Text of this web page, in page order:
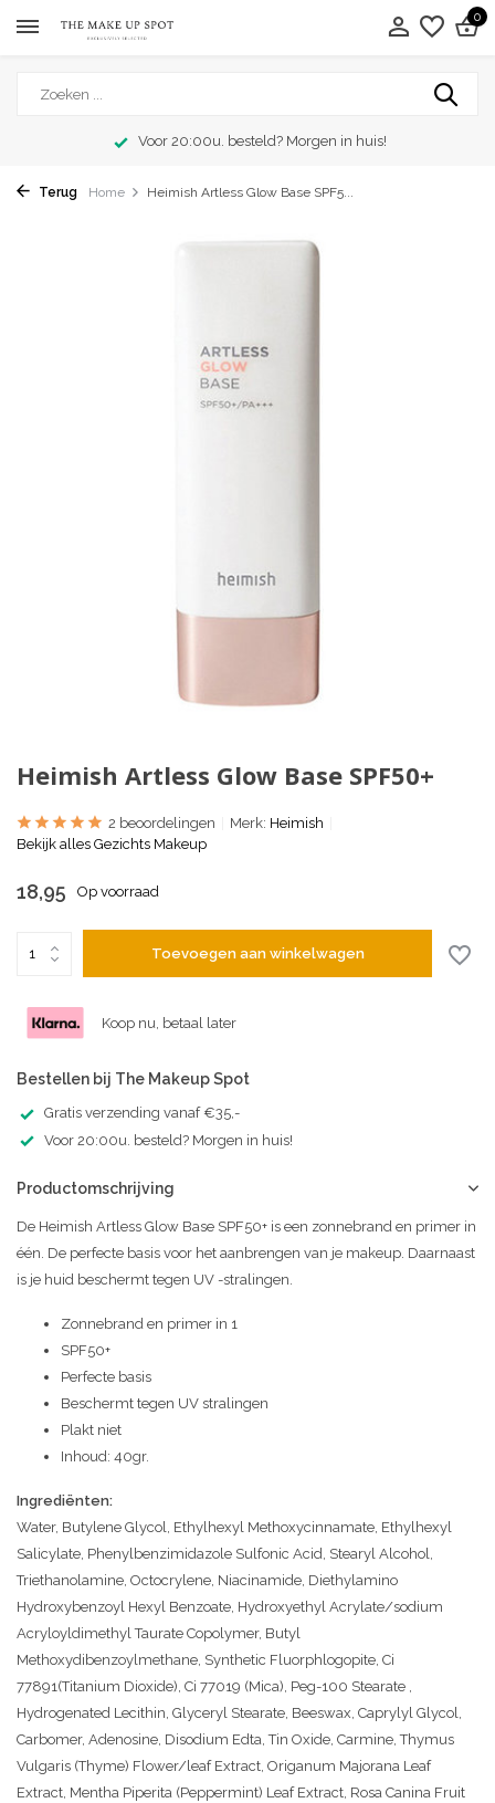
0
Voor 20:00u. besteld? Morgen in huis!
Terug Home Heimish Artless Glow Base SPF5...
Heimish Artless Glow Base SPF50+
2 beoordelingen Merk: Heimish
Bekijk alles Gezichts Makeup
18,95 Op voorraad
Toevoegen aan winkelwagen
Koop nu, betaal later
Bestellen bij The Makeup Spot
Gratis verzending vanaf €35,-
Voor 20:00u. besteld? Morgen in huis!
Productomschrijving
De Heimish Artless Glow Base SPF50+ is een zonnebrand en primer in
één. De perfecte basis voor het aanbrengen van je makeup. Daarnaast
is je huid beschermt tegen UV -stralingen.
Zonnebrand en primer in 1
SPF50+
Perfecte basis
Beschermt tegen UV stralingen
Plakt niet
Inhoud: 40gr.
Ingrediënten:
Water, Butylene Glycol, Ethylhexyl Methoxycinnamate, Ethylhexyl
Salicylate, Phenylbenzimidazole Sulfonic Acid, Stearyl Alcohol,
Triethanolamine, Octocrylene, Niacinamide, Diethylamino
Hydroxybenzoyl Hexyl Benzoate, Hydroxyethyl Acrylate/sodium
Acryloyldimethyl Taurate Copolymer, Butyl
Methoxydibenzoylmethane, Synthetic Fluorphlogopite, Ci
77891(Titanium Dioxide), Ci 77019 (Mica), Peg-100 Stearate ,
Hydrogenated Lecithin, Glyceryl Stearate, Beeswax, Caprylyl Glycol,
Carbomer, Adenosine, Disodium Edta, Tin Oxide, Carmine, Thymus
Vulgaris (Thyme) Flower/leaf Extract, Origanum Majorana Leaf
Extract, Mentha Piperita (Peppermint) Leaf Extract, Rosa Canina Fruit